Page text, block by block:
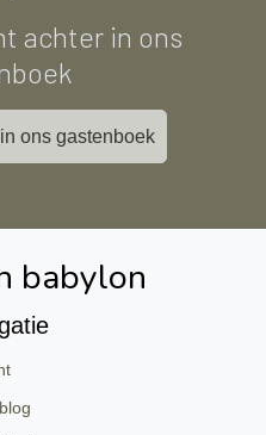
achter in ons
ons gastenboek